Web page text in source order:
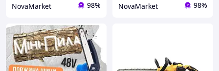
NovaMarket 98% NovaMarket 98%